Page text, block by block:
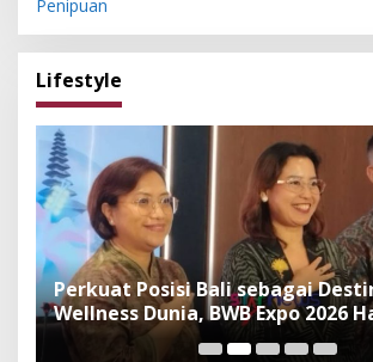
Penipuan
Lifestyle
Perkuat Posisi Bali sebagai
Wellness Dunia, BWB Expo 2026
Exhibitor Nasional dan Global